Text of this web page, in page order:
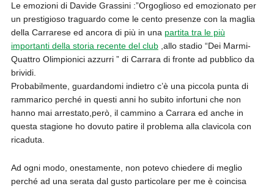
Le emozioni di Davide Grassini :”Orgoglioso ed emozionato per
un prestigioso traguardo come le cento presenze con la maglia
della Carrarese ed ancora di più in una partita tra le più
importanti della storia recente del club,allo stadio “Dei Marmi-
Quattro Olimpionici azzurri ” di Carrara di fronte ad pubblico da
brividi.
Probabilmente, guardandomi indietro c’è una piccola punta di
rammarico perché in questi anni ho subito infortuni che non
hanno mai arrestato,però, il cammino a Carrara ed anche in
questa stagione ho dovuto patire il problema alla clavicola con
ricaduta.
Ad ogni modo, onestamente, non potevo chiedere di meglio
perché ad una serata dal gusto particolare per me è coincisa